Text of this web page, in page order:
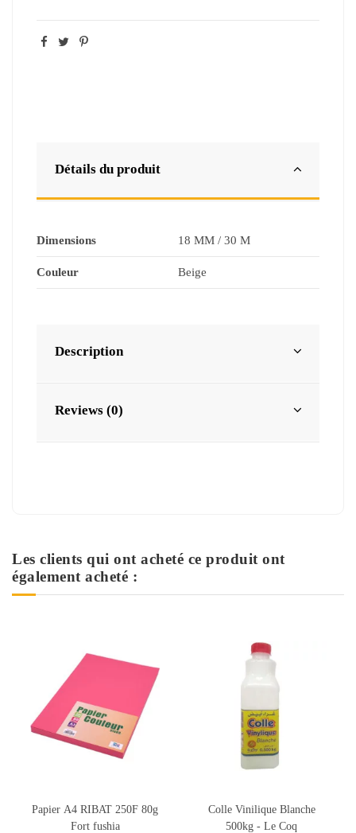
Détails du produit
Dimensions 18 MM / 30 M
Couleur Beige
Description
Reviews (0)
Les clients qui ont acheté ce produit ont
également acheté :
Colle Vinilique Blanche
500kg - Le Coq
Scotch Magic Transparent
30/18